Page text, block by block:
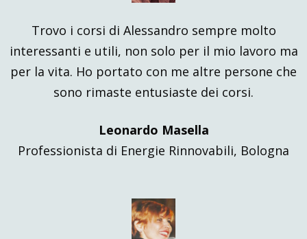
Trovo i corsi di Alessandro sempre molto
interessanti e utili, non solo per il mio lavoro ma
per la vita. Ho portato con me altre persone che
sono rimaste entusiaste dei corsi.
Leonardo Masella
Professionista di Energie Rinnovabili, Bologna